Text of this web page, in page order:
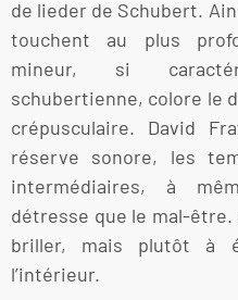
de lieder de Schubert.
touchent au plus
mineur, si
schubertienne, colore le
crépusculaire. David
réserve sonore, les
intermédiaires, à
détresse que le mal-être.
briller, mais plutôt à
l’intérieur.